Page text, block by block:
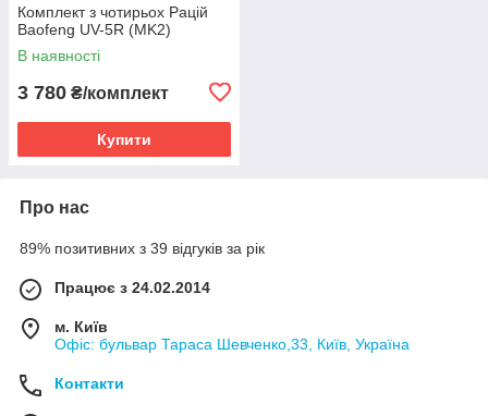
Комплект з чотирьох Рацій
Baofeng UV-5R (MK2)
В наявності
3 780 ₴/комплект
Купити
Про нас
89% позитивних з 39 відгуків за рік
Працює з 24.02.2014
м. Київ
Офіс: бульвар Тараса Шевченко,33, Київ, Україна
Контакти